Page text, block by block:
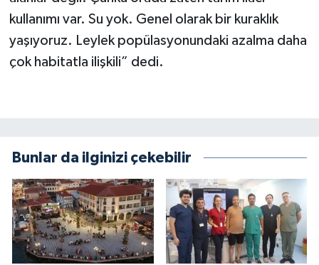
kullanımı var. Su yok. Genel olarak bir kuraklık
yaşıyoruz. Leylek popülasyonundaki azalma daha
çok habitatla ilişkili” dedi.
Bunlar da ilginizi çekebilir